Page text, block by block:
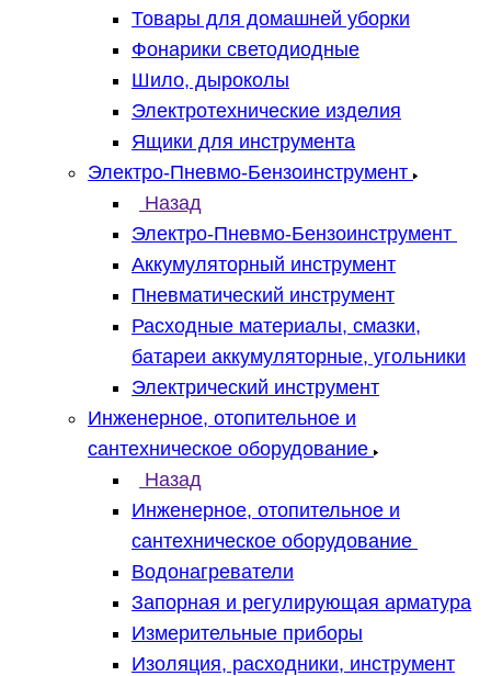
Товары для домашней уборки
Фонарики светодиодные
Шило, дыроколы
Электротехнические изделия
Ящики для инструмента
Электро-Пневмо-Бензоинструмент
Назад
Электро-Пневмо-Бензоинструмент
Аккумуляторный инструмент
Пневматический инструмент
Расходные материалы, смазки,
батареи аккумуляторные, угольники
Электрический инструмент
Инженерное, отопительное и
сантехническое оборудование
Назад
Инженерное, отопительное и
сантехническое оборудование
Водонагреватели
Запорная и регулирующая арматура
Измерительные приборы
Изоляция, расходники, инструмент